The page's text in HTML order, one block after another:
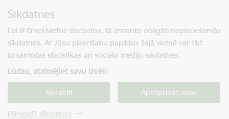
Sīkdatnes
Lai šī tīmekļvietne darbotos, tā izmanto obligāti nepieciešamās
sīkdatnes. Ar Jūsu piekrišanu papildus šajā vietnē var tikt
izmantotas statistikas un sociālo mediju sīkdatnes.
Lūdzu, atzīmējiet savu izvēli:
Noraidīt Apstiprināt visas
Pārvaldīt sīkdatnes